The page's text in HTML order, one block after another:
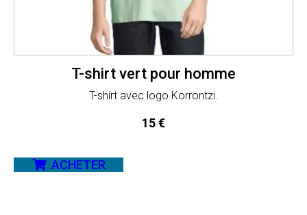
T-shirt vert pour homme
T-shirt avec logo Korrontzi.
15€
ACHETER